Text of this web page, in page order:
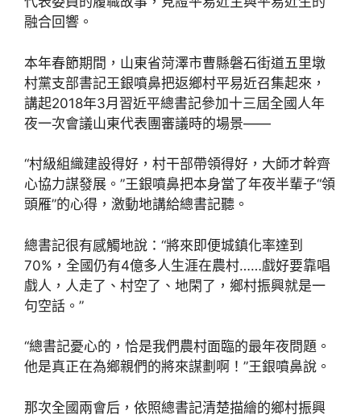
融合回響。
本年春節期間，山東省菏澤市曹縣磐石街道五里墩
村黨支部書記王銀噴鼻把返鄉村平易近召集起來，
講起2018年3月習近平總書記參加十三屆全國人年
夜一次會議山東代表團審議時的場景——
“村級組織建設得好，村干部帶領得好，大師才幹齊
心協力謀發展。”王銀噴鼻把本身當了年夜半輩子“領
頭雁”的心得，激動地講給總書記聽。
總書記很有感觸地說：“將來即便城鎮化率達到
70%，全國仍有4億多人生涯在農村……戲好要靠唱
戲人，人走了、村空了、地閑了，鄉村振興就是一
句空話。”
“總書記憂心的，恰是我們農村面臨的最年夜問題。
他是真正在為鄉親們的將來謀劃啊！”王銀噴鼻說。
那次全國兩會后，依照總書記清楚描繪的鄉村振興